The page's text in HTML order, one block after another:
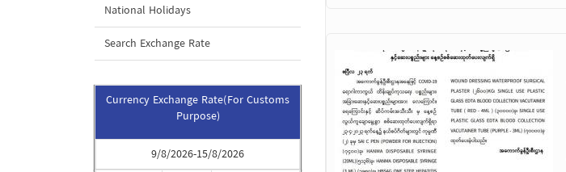
National Holidays
Search Exchange Rate
Currency Exchange Rate(For Customs
Purpose)
9/8/2026-15/8/2026